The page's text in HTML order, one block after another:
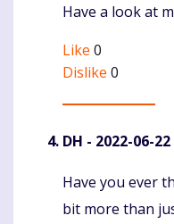
Have a look at
Like 0
Dislike 0
DH - 2022-06-
Komentaras
Have you ever
bit more than